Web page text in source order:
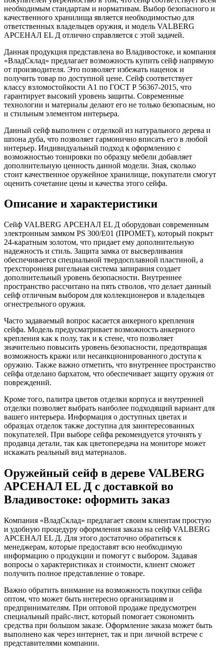
необходимым стандартам и нормативам. Выбор безопасного и
качественного хранилища является необходимостью для
ответственных владельцев оружия, и модель VALBERG
АРСЕНАЛ EL Д отлично справляется с этой задачей.
Данная продукция представлена во Владивостоке, и компания
«ВладСклад» предлагает возможность купить сейф напрямую
от производителя. Это позволяет избежать наценок и
получить товар по доступной цене. Сейф соответствует
классу взломостойкости А1 по ГОСТ Р 56367-2015, что
гарантирует высокий уровень защиты. Современные
технологии и материалы делают его не только безопасным, но
и стильным элементом интерьера.
Данный сейф выполнен с отделкой из натурального дерева и
шпона дуба, что позволяет гармонично вписать его в любой
интерьер. Индивидуальный подход к оформлению с
возможностью тонировки по образцу мебели добавляет
дополнительную ценность данной модели. Зная, сколько
стоит качественное оружейное хранилище, покупатели смогут
оценить сочетание цены и качества этого сейфа.
Описание и характеристики
Сейф VALBERG АРСЕНАЛ EL Д оборудован современным
электронным замком PS 300/E01 (ПРОМЕТ), который покрыт
24-каратным золотом, что придает ему дополнительную
надежность и стиль. Защита замка от высверливания
обеспечивается специальной твердосплавной пластиной, а
трехсторонняя ригельная система запирания создает
дополнительный уровень безопасности. Внутреннее
пространство рассчитано на пять стволов, что делает данный
сейф отличным выбором для коллекционеров и владельцев
огнестрельного оружия.
Часто задаваемый вопрос касается анкерного крепления
сейфа. Модель предусматривает возможность анкерного
крепления как к полу, так и к стене, что позволяет
значительно повысить уровень безопасности, предотвращая
возможность кражи или несанкционированного доступа к
оружию. Также важно отметить, что внутреннее пространство
сейфа отделано бархатом, что обеспечивает защиту оружия от
повреждений.
Кроме того, палитра цветов отделки корпуса и внутренней
отделки позволяет выбрать наиболее подходящий вариант для
вашего интерьера. Информация о доступных цветах и
образцах отделок также доступна для заинтересованных
покупателей. При выборе сейфа рекомендуется уточнять у
продавца детали, так как цветопередача на мониторе может
искажать реальный вид материалов.
Оружейный сейф в дереве VALBERG
АРСЕНАЛ EL Д с доставкой во
Владивостоке: оформить заказ
Компания «ВладСклад» предлагает своим клиентам простую
и удобную процедуру оформления заказа на сейф VALBERG
АРСЕНАЛ EL Д. Для этого достаточно обратиться к
менеджерам, которые предоставят всю необходимую
информацию о продукции и помогут с выбором. Задавая
вопросы о характеристиках и стоимости, клиент сможет
получить полное представление о товаре.
Важно обратить внимание на возможность покупки сейфа
оптом, что может быть интересно организациям и
предпринимателям. При оптовой продаже предусмотрен
специальный прайс-лист, который помогает сэкономить
средства при большом заказе. Оформление заказа может быть
выполнено как через интернет, так и при личной встрече с
представителями компании.